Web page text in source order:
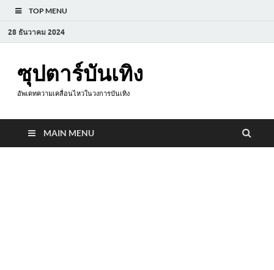
TOP MENU
28 ธันวาคม 2024
ซุปตาร์บันเทิง
อัพเดทความเคลื่อนไหวในวงการบันเทิง
MAIN MENU